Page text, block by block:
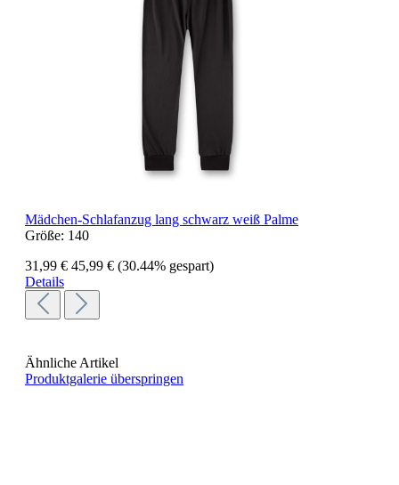
Mädchen-Schlafanzug lang schwarz weiß Palme
Größe: 140
31,99 € 45,99 € (30.44% gespart)
Details
Ähnliche Artikel
Produktgalerie überspringen